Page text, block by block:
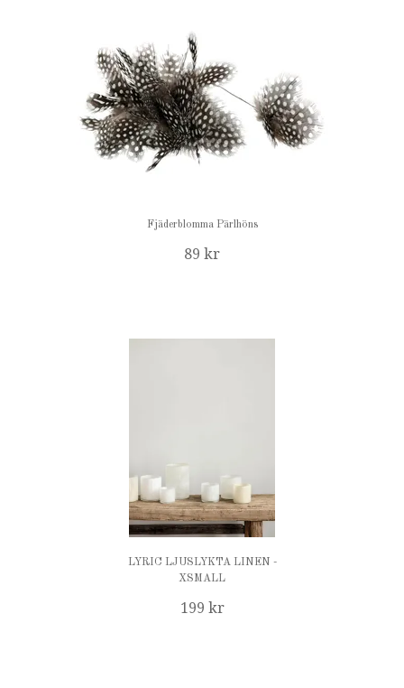
Fjäderblomma Pärlhöns
89 kr
LYRIC LJUSLYKTA LINEN -
XSMALL
199 kr